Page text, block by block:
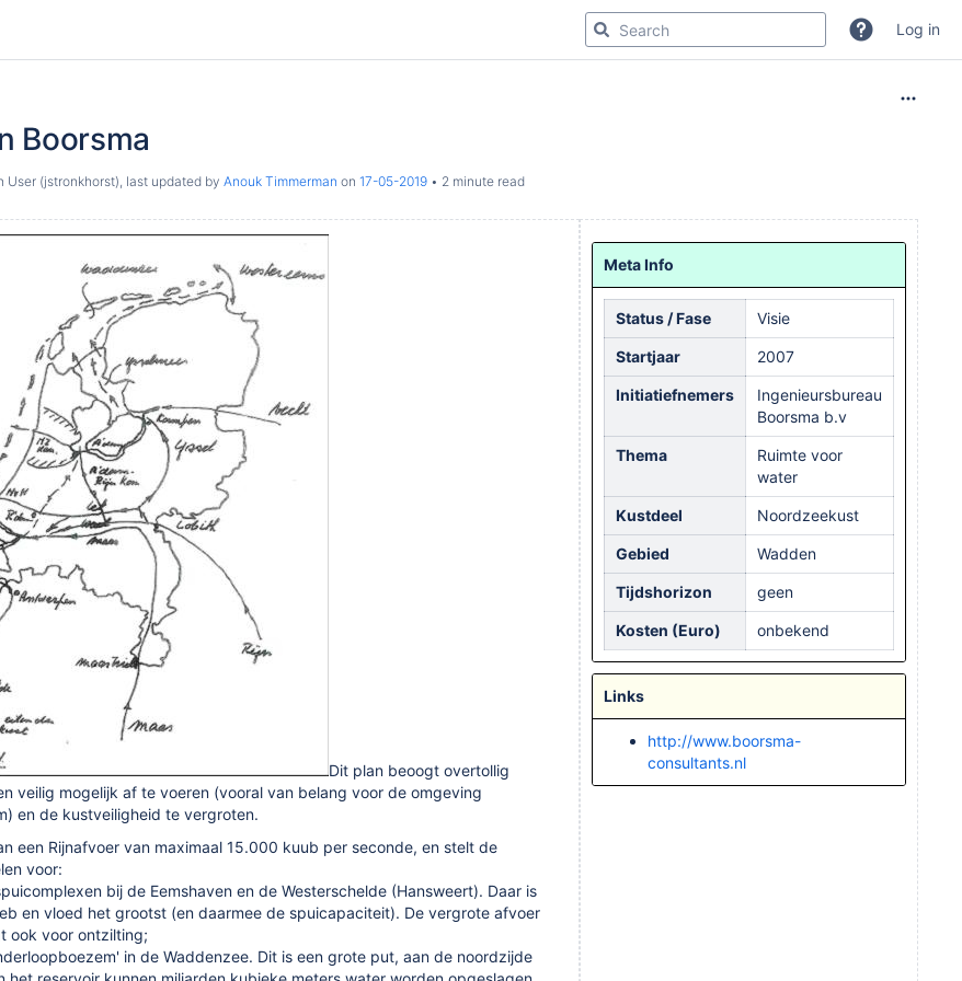
Log in
Boorsma
User (jstronkhorst), last updated by Anouk Timmerman on 17-05-2019 2 minute read
Dit plan beoogt overtollig
veilig mogelijk af te voeren (vooral van belang voor de omgeving
en de kustveiligheid te vergroten.
een Rijnafvoer van maximaal 15.000 kuub per seconde, en stelt de
voor:
bij de Eemshaven en de Westerschelde (Hansweert). Daar is
en vloed het grootst (en daarmee de spuicapaciteit). De vergrote afvoer
ook voor ontzilting;
in de Waddenzee. Dit is een grote put, aan de noordzijde
Meta Info
Status / Fase Visie
Startjaar 2007
Initiatiefnemers
Ingenieursbureau
Boorsma b.v
Thema
Ruimte voor
water
Kustdeel Noordzeekust
Gebied Wadden
Tijdshorizon geen
Kosten (Euro) onbekend
Links
http://www.boorsma-
consultants.nl